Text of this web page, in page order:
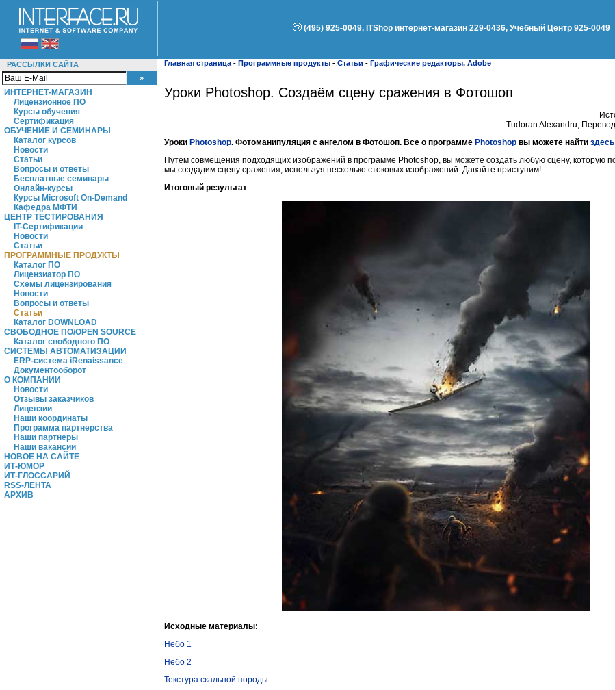
(495) 925-0049, ITShop интернет-магазин 229-0436, Учебный Центр 925-0049
РАССЫЛКИ САЙТА
ИНТЕРНЕТ-МАГАЗИН
Лицензионное ПО
Курсы обучения
Сертификация
ОБУЧЕНИЕ И СЕМИНАРЫ
Каталог курсов
Новости
Статьи
Вопросы и ответы
Бесплатные семинары
Онлайн-курсы
Курсы Microsoft On-Demand
Кафедра МФТИ
ЦЕНТР ТЕСТИРОВАНИЯ
IT-Сертификации
Новости
Статьи
ПРОГРАММНЫЕ ПРОДУКТЫ
Каталог ПО
Лицензиатор ПО
Схемы лицензирования
Новости
Вопросы и ответы
Статьи
Каталог DOWNLOAD
СВОБОДНОЕ ПО/OPEN SOURCE
Каталог свободного ПО
СИСТЕМЫ АВТОМАТИЗАЦИИ
ERP-система iRenaissance
Документооборот
О КОМПАНИИ
Новости
Отзывы заказчиков
Лицензии
Наши координаты
Программа партнерства
Наши партнеры
Наши вакансии
НОВОЕ НА САЙТЕ
ИТ-ЮМОР
ИТ-ГЛОССАРИЙ
RSS-ЛЕНТА
АРХИВ
Главная страница - Программные продукты - Статьи - Графические редакторы, Adobe
Уроки Photoshop. Создаём сцену сражения в Фотошоп
Tudoran Alexandru;
Уроки Photoshop. Фотоманипуляция с ангелом в Фотошоп. Все о программе Photoshop вы можете найти здесь
Путём совмещения подходящих изображений в программе Photoshop, вы можете создать любую сцену, которую
мы создадим сцену сражения, используя несколько стоковых изображений. Давайте приступим!
Итоговый результат
Исходные материалы:
Небо 1
Небо 2
Текстура скальной породы